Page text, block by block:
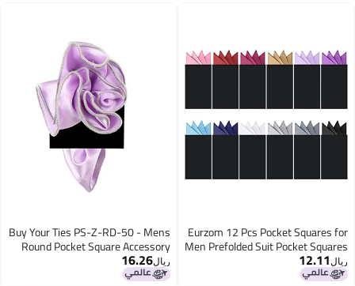
Eurzom 12 Pcs Pocket Squares for
Men Prefolded Suit Pocket Squares
on Card Masculine Polyester
Handkerchief Suit Accessories
ريال12.11
Buy Your Ties PS-Z-RD-50 - Mens
Round Pocket Square Accessory
ريال16.26